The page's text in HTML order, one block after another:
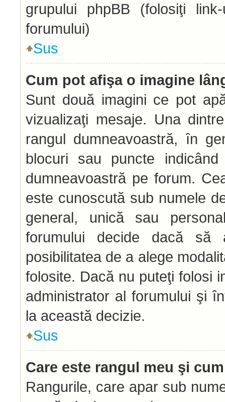
grupului phpBB (folosiţi
forumului)
Sus
Cum pot afişa o imagine
Sunt două imagini ce pot
vizualizaţi mesaje. Una
rangul dumneavoastră, în
blocuri sau puncte
dumneavoastră pe forum.
este cunoscută sub numele
general, unică sau
forumului decide dacă să
posibilitatea de a alege
folosite. Dacă nu puteţi folosi
administrator al forumului şi
la această decizie.
Sus
Care este rangul meu şi
Rangurile, care apar sub